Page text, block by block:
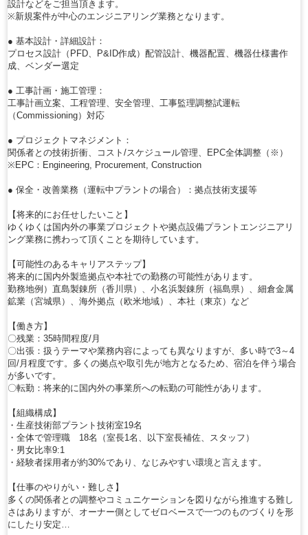
設計などをご担当頂きます。
※新規案件が中心のエンジニアリング業務となります。
● 基本設計・詳細設計：
プロセス設計（PFD、P&ID作成）配管設計、機器配置、機器仕様書作
成、ベンダー選定
● 工事計画・施工管理：
工事計画立案、工程管理、安全管理、工事監理調整試運転
（Commissioning）対応
● プロジェクトマネジメント：
関係者との技術折衝、コスト/スケジュール管理、EPC全体調整（※）
※EPC：Engineering, Procurement, Construction
● 保全・改善業務（運転中プラントの場合）：拠点技術支援等
【将来的にお任せしたいこと】
ゆくゆくは国内外の事業プロジェクトや拠点設備プラントエンジニアリ
ング業務に携わって頂くことを期待しています。
【可能性のあるキャリアステップ】
将来的に国内外製造拠点や本社での勤務の可能性があります。
勤務地例）直島製錬所（香川県）、小名浜製錬所（福島県）、細倉金属
鉱業（宮城県）、海外拠点（欧米地域）、本社（東京）など
【働き方】
〇残業：35時間程度/月
〇出張：扱うテーマや業務内容によっても異なりますが、多い時で3～4
回/月程度です。多くの拠点や取引先が地方となるため、宿泊を伴う場合
が多いです。
〇転勤：将来的に国内外の事業所への転勤の可能性があります。
【組織構成】
・生産技術部プラント技術室19名
・全体で管理職 18名（室長1名、以下室長補佐、スタッフ）
・男女比率9:1
・経験者採用者が約30%であり、なじみやすい環境と言えます。
【仕事のやりがい・難しさ】
多くの関係者との調整やコミュニケーションを図りながら推進する難し
さはありますが、オーナー側としてゼロベースで一つのものづくりを形
にしたり安定…